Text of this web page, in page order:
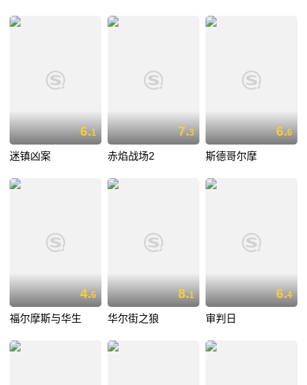
6.1
迷镇凶案
7.3
赤焰战场2
6.6
斯德哥尔摩
4.6
福尔摩斯与华生
8.1
华尔街之狼
6.4
审判日